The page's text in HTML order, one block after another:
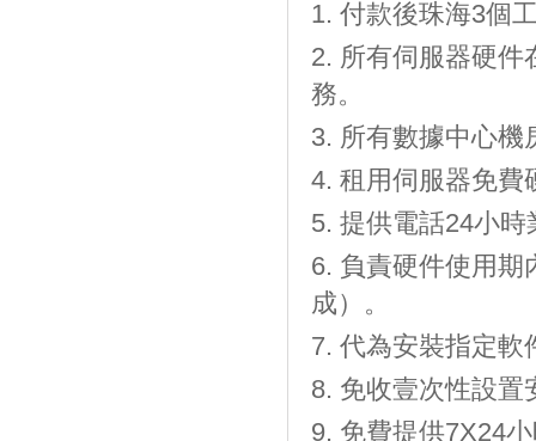
付款後珠海3個
所有伺服器硬件
務。
所有數據中心機
租用伺服器免費
提供電話24小時
負責硬件使用期
成）。
代為安裝指定軟
免收壹次性設置
免費提供7X24